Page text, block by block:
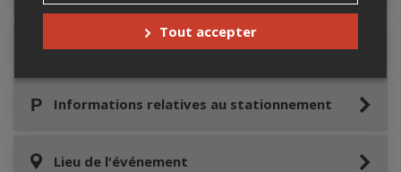
Accès au site de l'événement
Informations relatives au stationnement
Lieu de l'événement
Tout accepter